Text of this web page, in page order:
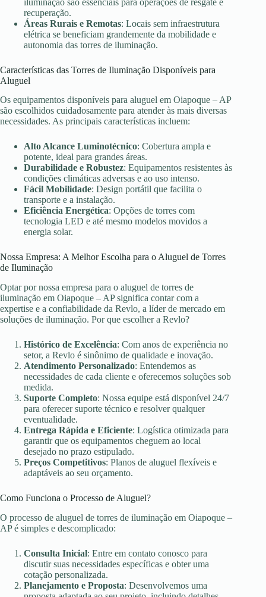
recuperação.
Áreas Rurais e Remotas: Locais sem infraestrutura
elétrica se beneficiam grandemente da mobilidade e
autonomia das torres de iluminação.
Características das Torres de Iluminação Disponíveis para
Aluguel
Os equipamentos disponíveis para aluguel em Oiapoque – AP
são escolhidos cuidadosamente para atender às mais diversas
necessidades. As principais características incluem:
Alto Alcance Luminotécnico: Cobertura ampla e
potente, ideal para grandes áreas.
Durabilidade e Robustez: Equipamentos resistentes às
condições climáticas adversas e ao uso intenso.
Fácil Mobilidade: Design portátil que facilita o
transporte e a instalação.
Eficiência Energética: Opções de torres com
tecnologia LED e até mesmo modelos movidos a
energia solar.
Nossa Empresa: A Melhor Escolha para o Aluguel de Torres
de Iluminação
Optar por nossa empresa para o aluguel de torres de
iluminação em Oiapoque – AP significa contar com a
expertise e a confiabilidade da Revlo, a líder de mercado em
soluções de iluminação. Por que escolher a Revlo?
Histórico de Excelência: Com anos de experiência no
setor, a Revlo é sinônimo de qualidade e inovação.
Atendimento Personalizado: Entendemos as
necessidades de cada cliente e oferecemos soluções sob
medida.
Suporte Completo: Nossa equipe está disponível 24/7
para oferecer suporte técnico e resolver qualquer
eventualidade.
Entrega Rápida e Eficiente: Logística otimizada para
garantir que os equipamentos cheguem ao local
desejado no prazo estipulado.
Preços Competitivos: Planos de aluguel flexíveis e
adaptáveis ao seu orçamento.
Como Funciona o Processo de Aluguel?
O processo de aluguel de torres de iluminação em Oiapoque –
AP é simples e descomplicado:
Consulta Inicial: Entre em contato conosco para
discutir suas necessidades específicas e obter uma
cotação personalizada.
Planejamento e Proposta: Desenvolvemos uma